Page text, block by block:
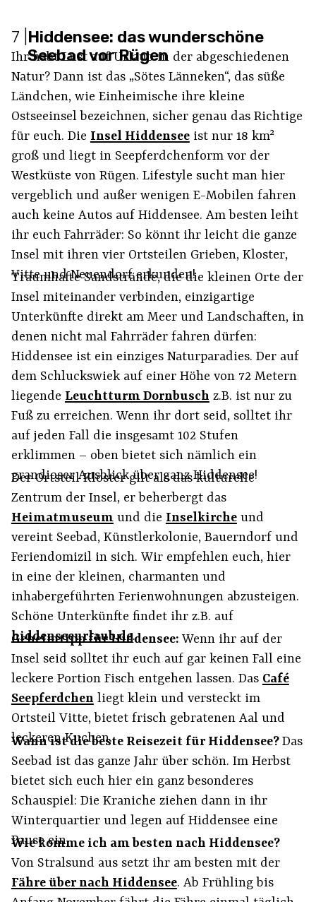
7 Hiddensee: das wunderschöne
Seebad vor Rügen
Ihr habt Lust auf Urlaub in der abgeschiedenen
Natur? Dann ist das „Sötes Länneken“, das süße
Ländchen, wie Einheimische ihre kleine
Ostseeinsel bezeichnen, sicher genau das Richtige
für euch. Die Insel Hiddenseeist nur 18 km²
groß und liegt in Seepferdchenform vor der
Westküste von Rügen. Lifestyle sucht man hier
vergeblich und außer wenigen E-Mobilen fahren
auch keine Autos auf Hiddensee. Am besten leiht
ihr euch Fahrräder: So könnt ihr leicht die ganze
Insel mit ihren vier Ortsteilen Grieben, Kloster,
Vitte und Neuendorf erkunden!
Traumhafte Sandstrände, die die kleinen Orte der
Insel miteinander verbinden, einzigartige
Unterkünfte direkt am Meer und Landschaften, in
denen nicht mal Fahrräder fahren dürfen:
Hiddensee ist ein einziges Naturparadies. Der auf
dem Schluckswiek auf einer Höhe von 72 Metern
liegende Leuchtturm Dornbusch z.B. ist nur zu
Fuß zu erreichen. Wenn ihr dort seid, solltet ihr
auf jeden Fall die insgesamt 102 Stufen
erklimmen – oben bietet sich nämlich ein
grandioser Ausblick über ganz Hiddensee!
Der Ortsteil Kloster gilt als das kulturelle
Zentrum der Insel, er beherbergt das
Heimatmuseumund die Inselkircheund
vereint Seebad, Künstlerkolonie, Bauerndorf und
Feriendomizil in sich. Wir empfehlen euch, hier
in eine der kleinen, charmanten und
inhabergeführten Ferienwohnungen abzusteigen.
Schöne Unterkünfte findet ihr z.B. auf
hiddenseeurlaub.de.
Geheimtipp für Hiddensee: Wenn ihr auf der
Insel seid solltet ihr euch auf gar keinen Fall eine
leckere Portion Fisch entgehen lassen. Das Café
Seepferdchen liegt klein und versteckt im
Ortsteil Vitte, bietet frisch gebratenen Aal und
leckeren Kuchen.
Wann ist die beste Reisezeit für Hiddensee?Das
Seebad ist das ganze Jahr über schön. Im Herbst
bietet sich euch hier ein ganz besonderes
Schauspiel: Die Kraniche ziehen dann in ihr
Winterquartier und legen auf Hiddensee eine
Pause ein.
Wie komme ich am besten nach Hiddensee?
Von Stralsund aus setzt ihr am besten mit der
Fähre über nach Hiddensee. Ab Frühling bis